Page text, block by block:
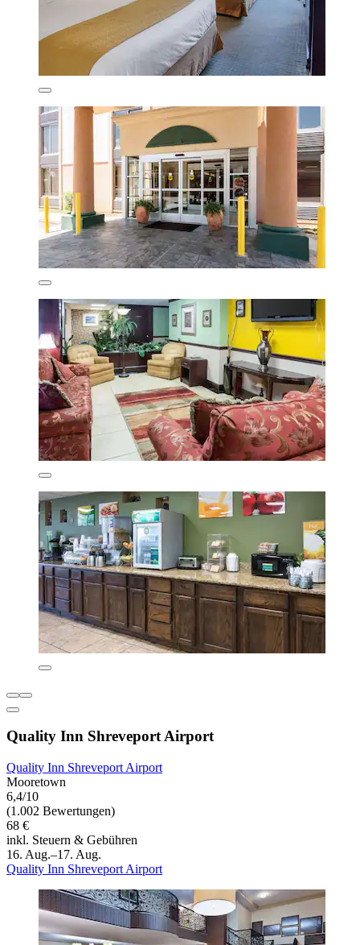
Quality Inn Shreveport Airport
Quality Inn Shreveport Airport
Mooretown
6,4/10
(1.002 Bewertungen)
68 €
inkl. Steuern & Gebühren
16. Aug.–17. Aug.
Quality Inn Shreveport Airport